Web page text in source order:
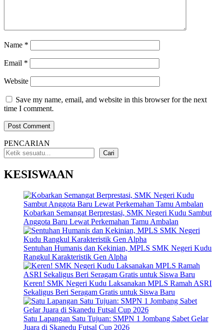
Name *
Email *
Website
Save my name, email, and website in this browser for the next
time I comment.
PENCARIAN
Cari
KESISWAAN
Kobarkan Semangat Berprestasi, SMK Negeri Kudu Sambut
Anggota Baru Lewat Perkemahan Tamu Ambalan
Sentuhan Humanis dan Kekinian, MPLS SMK Negeri Kudu
Rangkul Karakteristik Gen Alpha
Keren! SMK Negeri Kudu Laksanakan MPLS Ramah ASRI
Sekaligus Beri Seragam Gratis untuk Siswa Baru
Satu Lapangan Satu Tujuan: SMPN 1 Jombang Sabet Gelar
Juara di Skanedu Futsal Cup 2026